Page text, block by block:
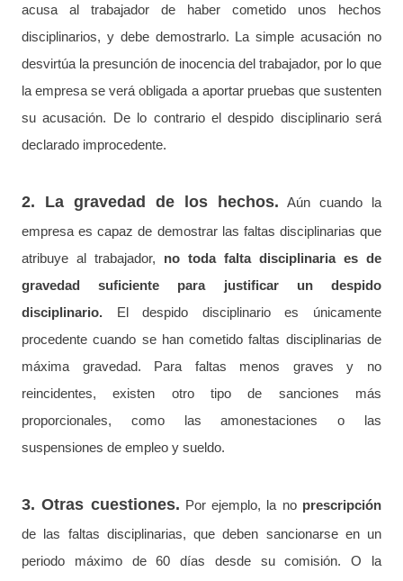
acusa al trabajador de haber cometido unos hechos
disciplinarios, y debe demostrarlo. La simple acusación no
desvirtúa la presunción de inocencia del trabajador, por lo que
la empresa se verá obligada a aportar pruebas que sustenten
su acusación. De lo contrario el despido disciplinario será
declarado improcedente.
2. La gravedad de los hechos. Aún cuando la
empresa es capaz de demostrar las faltas disciplinarias que
atribuye al trabajador, no toda falta disciplinaria es de
gravedad suficiente para justificar un despido
disciplinario. El despido disciplinario es únicamente
procedente cuando se han cometido faltas disciplinarias de
máxima gravedad. Para faltas menos graves y no
reincidentes, existen otro tipo de sanciones más
proporcionales, como las amonestaciones o las
suspensiones de empleo y sueldo.
3. Otras cuestiones. Por ejemplo, la no prescripción
de las faltas disciplinarias, que deben sancionarse en un
periodo máximo de 60 días desde su comisión. O la